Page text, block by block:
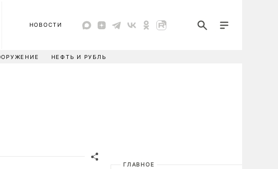
НОВОСТИ
НЕФТЬ И РУБЛЬ
ГЛАВНОЕ